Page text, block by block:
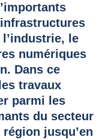
le
numériques
Dans ce
travaux
parmi les
du secteur
jusqu’en